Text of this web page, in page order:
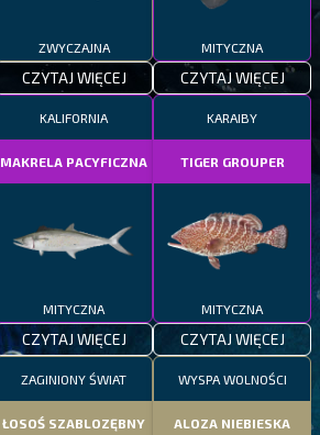
ZWYCZAJNA
CZYTAJ WIĘCEJ
MITYCZNA
CZYTAJ WIĘCEJ
KALIFORNIA
MAKRELA PACYFICZNA
MITYCZNA
CZYTAJ WIĘCEJ
KARAIBY
TIGER GROUPER
MITYCZNA
CZYTAJ WIĘCEJ
ZAGINIONY ŚWIAT
ŁOSOŚ SZABLOZĘBNY
WYSPA WOLNOŚCI
ALOZA NIEBIESKA